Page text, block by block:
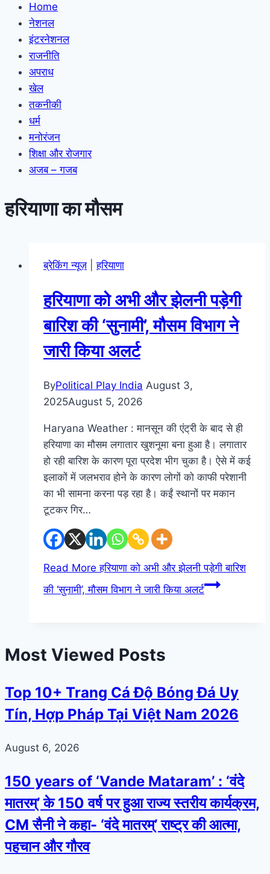
Home
नेशनल
इंटरनेशनल
राजनीति
अपराध
खेल
तकनीकी
धर्म
मनोरंजन
शिक्षा और रोजगार
अजब – गजब
हरियाणा का मौसम
ब्रेकिंग न्यूज़|हरियाणा
हरियाणा को अभी और झेलनी पड़ेगी
बारिश की ‘सुनामी’, मौसम विभाग ने
जारी किया अलर्ट
ByPolitical Play India August 3,
2025August 5, 2026
Haryana Weather : मानसून की एंट्री के बाद से ही
हरियाणा का मौसम लगातार खुशनूमा बना हुआ है। लगातार
हो रही बारिश के कारण पूरा प्रदेश भीग चुका है। ऐसे में कई
इलाकों में जलभराव होने के कारण लोगों को काफी परेशानी
का भी सामना करना पड़ रहा है। कईं स्थानों पर मकान
टूटकर गिर…
Read More हरियाणा को अभी और झेलनी पड़ेगी बारिश
की ‘सुनामी’, मौसम विभाग ने जारी किया अलर्ट
Most Viewed Posts
Top 10+ Trang Cá Độ Bóng Đá Uy
Tín, Hợp Pháp Tại Việt Nam 2026
August 6, 2026
150 years of ‘Vande Mataram’ : ‘वंदे
मातरम्’ के 150 वर्ष पर हुआ राज्य स्तरीय कार्यक्रम,
CM सैनी ने कहा- ‘वंदे मातरम्’ राष्ट्र की आत्मा,
पहचान और गौरव